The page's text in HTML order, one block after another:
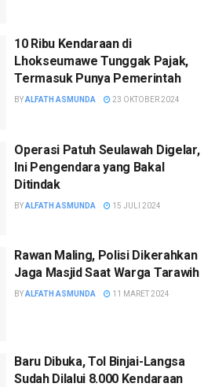
10 Ribu Kendaraan di
Lhokseumawe Tunggak Pajak,
Termasuk Punya Pemerintah
BYALFATH ASMUNDA 23 OKTOBER 2024
Operasi Patuh Seulawah Digelar,
Ini Pengendara yang Bakal
Ditindak
BYALFATH ASMUNDA 15 JULI 2024
Rawan Maling, Polisi Dikerahkan
Jaga Masjid Saat Warga Tarawih
BYALFATH ASMUNDA 11 MARET 2024
Baru Dibuka, Tol Binjai-Langsa
Sudah Dilalui 8.000 Kendaraan